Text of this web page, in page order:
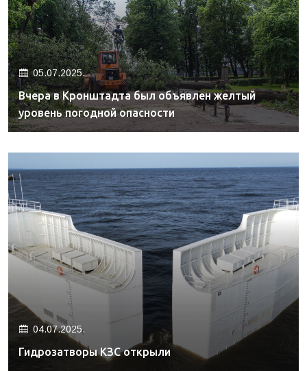
05.07.2025.
Вчера в Кронштадта был объявлен желтый
уровень погодной опасности
04.07.2025.
Гидрозатворы КЗС открыли